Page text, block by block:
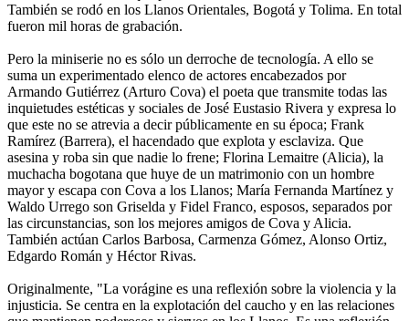
También se rodó en los Llanos Orientales, Bogotá y Tolima. En total
fueron mil horas de grabación.
Pero la miniserie no es sólo un derroche de tecnología. A ello se
suma un experimentado elenco de actores encabezados por
Armando Gutiérrez (Arturo Cova) el poeta que transmite todas las
inquietudes estéticas y sociales de José Eustasio Rivera y expresa lo
que este no se atrevia a decir públicamente en su época; Frank
Ramírez (Barrera), el hacendado que explota y esclaviza. Que
asesina y roba sin que nadie lo frene; Florina Lemaitre (Alicia), la
muchacha bogotana que huye de un matrimonio con un hombre
mayor y escapa con Cova a los Llanos; María Fernanda Martínez y
Waldo Urrego son Griselda y Fidel Franco, esposos, separados por
las circunstancias, son los mejores amigos de Cova y Alicia.
También actúan Carlos Barbosa, Carmenza Gómez, Alonso Ortiz,
Edgardo Román y Héctor Rivas.
Originalmente, "La vorágine es una reflexión sobre la violencia y la
injusticia. Se centra en la explotación del caucho y en las relaciones